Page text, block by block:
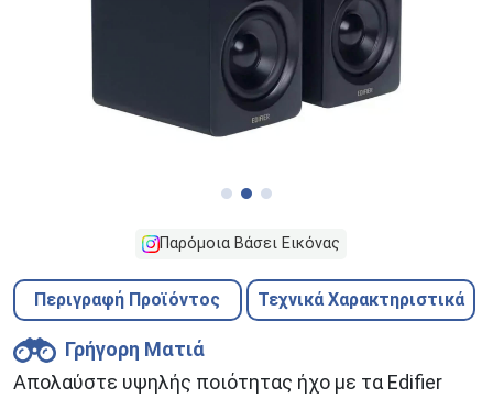
Παρόμοια Βάσει Εικόνας
Περιγραφή Προϊόντος Τεχνικά Χαρακτηριστικά
Γρήγορη Ματιά
Απολαύστε υψηλής ποιότητας ήχο με τα Edifier